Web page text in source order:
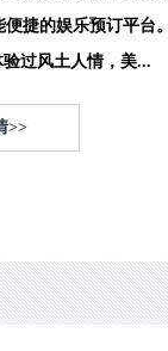
捷的娱乐预订平台。
过风土人情，美...
>>